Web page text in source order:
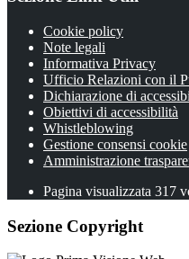
Cookie policy
Note legali
Informativa Privacy
Ufficio Relazioni con il
Dichiarazione di
Obiettivi di accessibilità
Whistleblowing
Gestione consensi cookie
Amministrazione
Pagina visualizzata 317
Sezione Copyright